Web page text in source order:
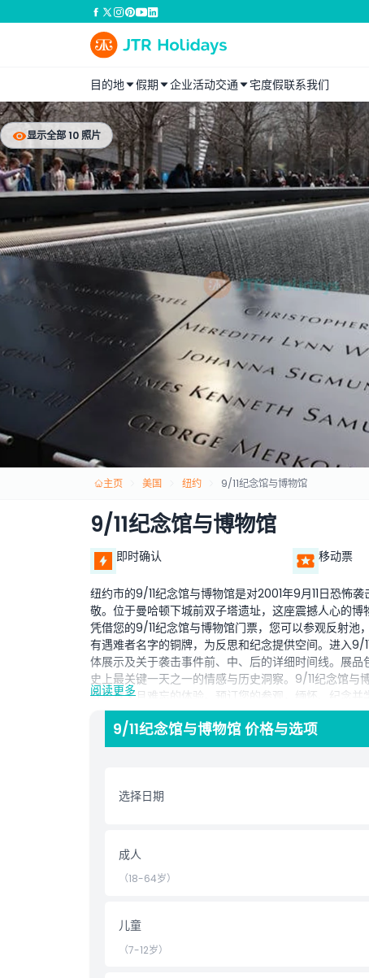
目的地 假期 企业活动交通 宅度假联系我们
显示全部 10 照片
主页 美国 纽约 9/11纪念馆与博物馆
9/11纪念馆与博物馆
即时确认 移动票
纽约市的9/11纪念馆与博物馆是对2001年9月11日恐怖
敬。位于曼哈顿下城前双子塔遗址，这座震撼人心的
凭借您的9/11纪念馆与博物馆门票，您可以参观反射
有遇难者名字的铜牌，为反思和纪念提供空间。进入
体展示及关于袭击事件前、中、后的详细时间线。展
史上最关键一天之一的情感与历史洞察。9/11纪念馆
教育意义且难忘的体验。预订您的参观，缅怀、纪念并
亮点
包含项
需要了解的事项
阅读更多
9/11纪念馆与博物馆 价格与选项
选择日期
成人
（18-64岁）
儿童
（7-12岁）